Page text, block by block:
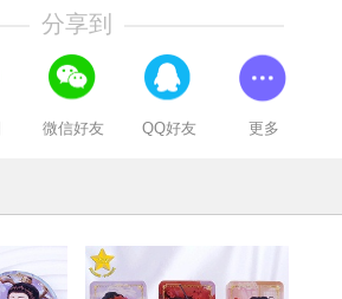
分享到
微信好友 QQ好友 更多